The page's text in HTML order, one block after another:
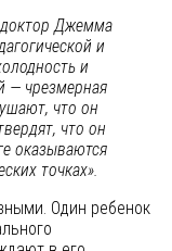
Джемма
и
и
— чрезмерная
что он
что он
оказываются
точках».
Один ребенок